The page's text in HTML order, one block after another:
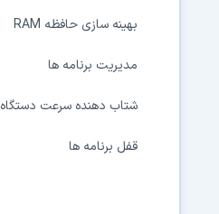
بهینه سازی حافظه RAM
مدیریت برنامه ها
شتاب دهنده سرعت دستگاه
قفل برنامه ها